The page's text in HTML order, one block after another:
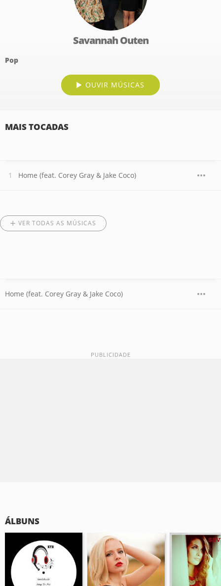
Savannah Outen
Pop
OUVIR MÚSICAS
MAIS TOCADAS
Home (feat. Corey Gray & Jake Coco)
VER TODAS AS MÚSICAS
Home (feat. Corey Gray & Jake Coco)
ÁLBUNS